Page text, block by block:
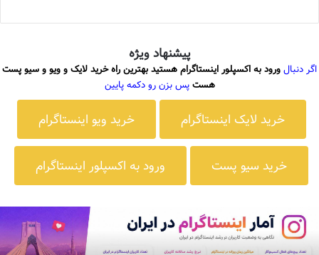
پیشنهاد ویژه
اگر دنبالورود به اکسپلور اینستاگرام هستید بهترین راه خرید لایک و ویو و سیو پست
هستپس بزن رو دکمه پایین
خرید لایک اینستاگرام خرید ویو اینستاگرام
خرید سیو پست ورود به اکسپلور اینستاگرام